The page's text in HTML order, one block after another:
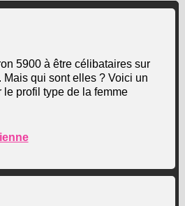
5900 à être célibataires sur
Mais qui sont elles ? Voici un
le profil type de la femme